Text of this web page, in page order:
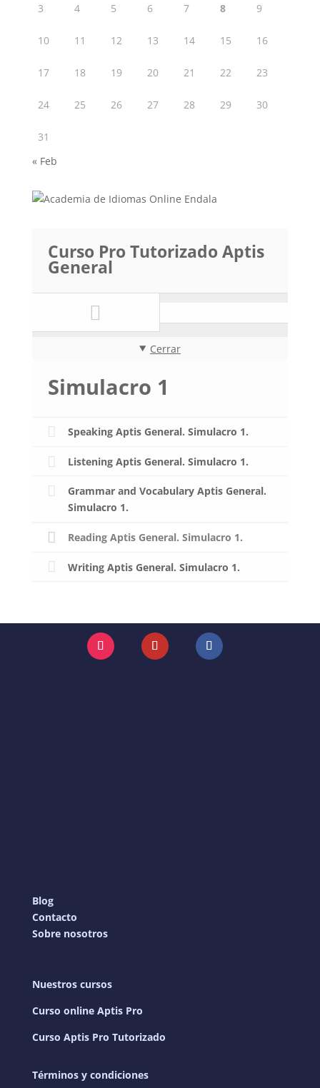
3 4 5 6 7 8 9
10 11 12 13 14 15 16
17 18 19 20 21 22 23
24 25 26 27 28 29 30
31
« Feb
Curso Pro Tutorizado Aptis
General
Cerrar
Simulacro 1
Speaking Aptis General. Simulacro 1.
Listening Aptis General. Simulacro 1.
Grammar and Vocabulary Aptis General.
Simulacro 1.
Reading Aptis General. Simulacro 1.
Writing Aptis General. Simulacro 1.
Instagram YouTube Facebook
Blog
Contacto
Sobre nosotros
Nuestros cursos
Curso online Aptis Pro
Curso Aptis Pro Tutorizado
Términos y condiciones